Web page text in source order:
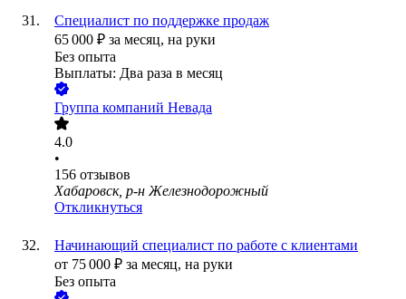
Специалист по поддержке продаж
65 000 ₽ за месяц, на руки
Без опыта
Выплаты: Два раза в месяц
Группа компаний Невада
4.0
•
156 отзывов
Хабаровск, р-н Железнодорожный
Откликнуться
Начинающий специалист по работе с клиентами
от 75 000 ₽ за месяц, на руки
Без опыта